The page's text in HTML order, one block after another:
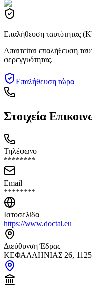
Επαλήθευση ταυτότητας
Απαιτείται επαλήθευση
φερεγγυότητας.
Επαλήθευση τώρα
Στοιχεία
Τηλέφωνο
********
Email
********
Ιστοσελίδα
https://www.doctal.eu
Διεύθυνση Έδρας
ΚΕΦΑΛΛΗΝΙΑΣ 26,